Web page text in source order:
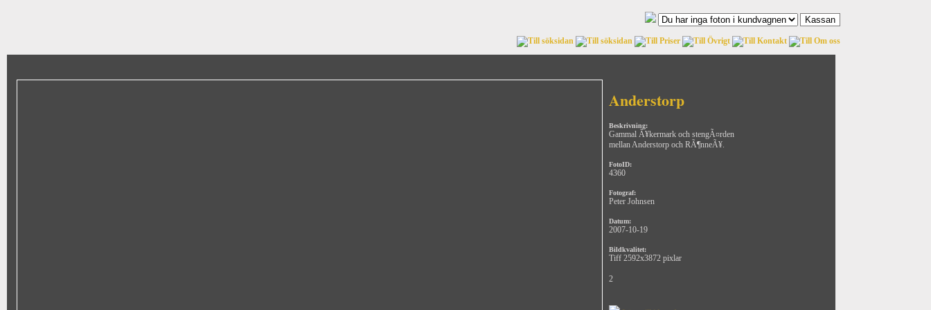
Anderstorp
Beskrivning:
Gammal Ã¥kermark och stengÃ¤rden
mellan Anderstorp och RÃ¶nneÃ¥.
FotoID:
4360
Fotograf:
Peter Johnsen
Datum:
2007-10-19
Bildkvalitet:
Tiff 2592x3872 pixlar
2